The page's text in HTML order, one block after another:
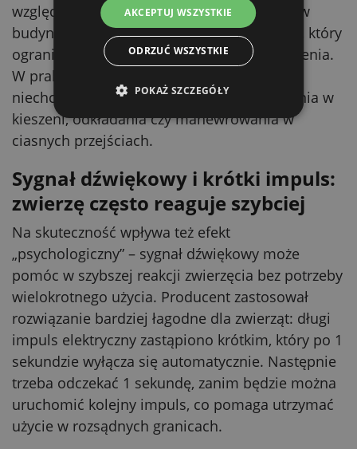
względów bezpieczeństwa, ale też spokoju w
budynku. AniShock PRO 1500 ma wyłącznik, który
ogranicza ryzyko przypadkowego uruchomienia.
W praktyce oznacza to mniejszą szansę
niechcianego włączenia np. podczas noszenia w
kieszeni, odkładania czy manewrowania w
ciasnych przejściach.
Sygnał dźwiękowy i krótki impuls:
zwierzę często reaguje szybciej
Na skuteczność wpływa też efekt
„psychologiczny” – sygnał dźwiękowy może
pomóc w szybszej reakcji zwierzęcia bez potrzeby
wielokrotnego użycia. Producent zastosował
rozwiązanie bardziej łagodne dla zwierząt: długi
impuls elektryczny zastąpiono krótkim, który po 1
sekundzie wyłącza się automatycznie. Następnie
trzeba odczekać 1 sekundę, zanim będzie można
uruchomić kolejny impuls, co pomaga utrzymać
użycie w rozsądnych granicach.
AKCEPTUJ WSZYSTKIE
ODRZUĆ WSZYSTKIE
POKAŻ SZCZEGÓŁY